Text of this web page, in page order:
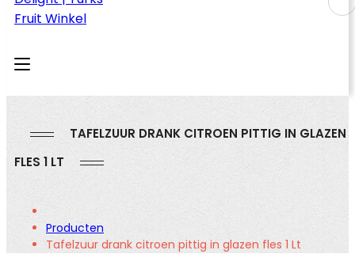
TAFELZUUR DRANK CITROEN PITTIG IN GLAZEN
FLES 1 LT
Producten
Tafelzuur drank citroen pittig in glazen fles 1 Lt